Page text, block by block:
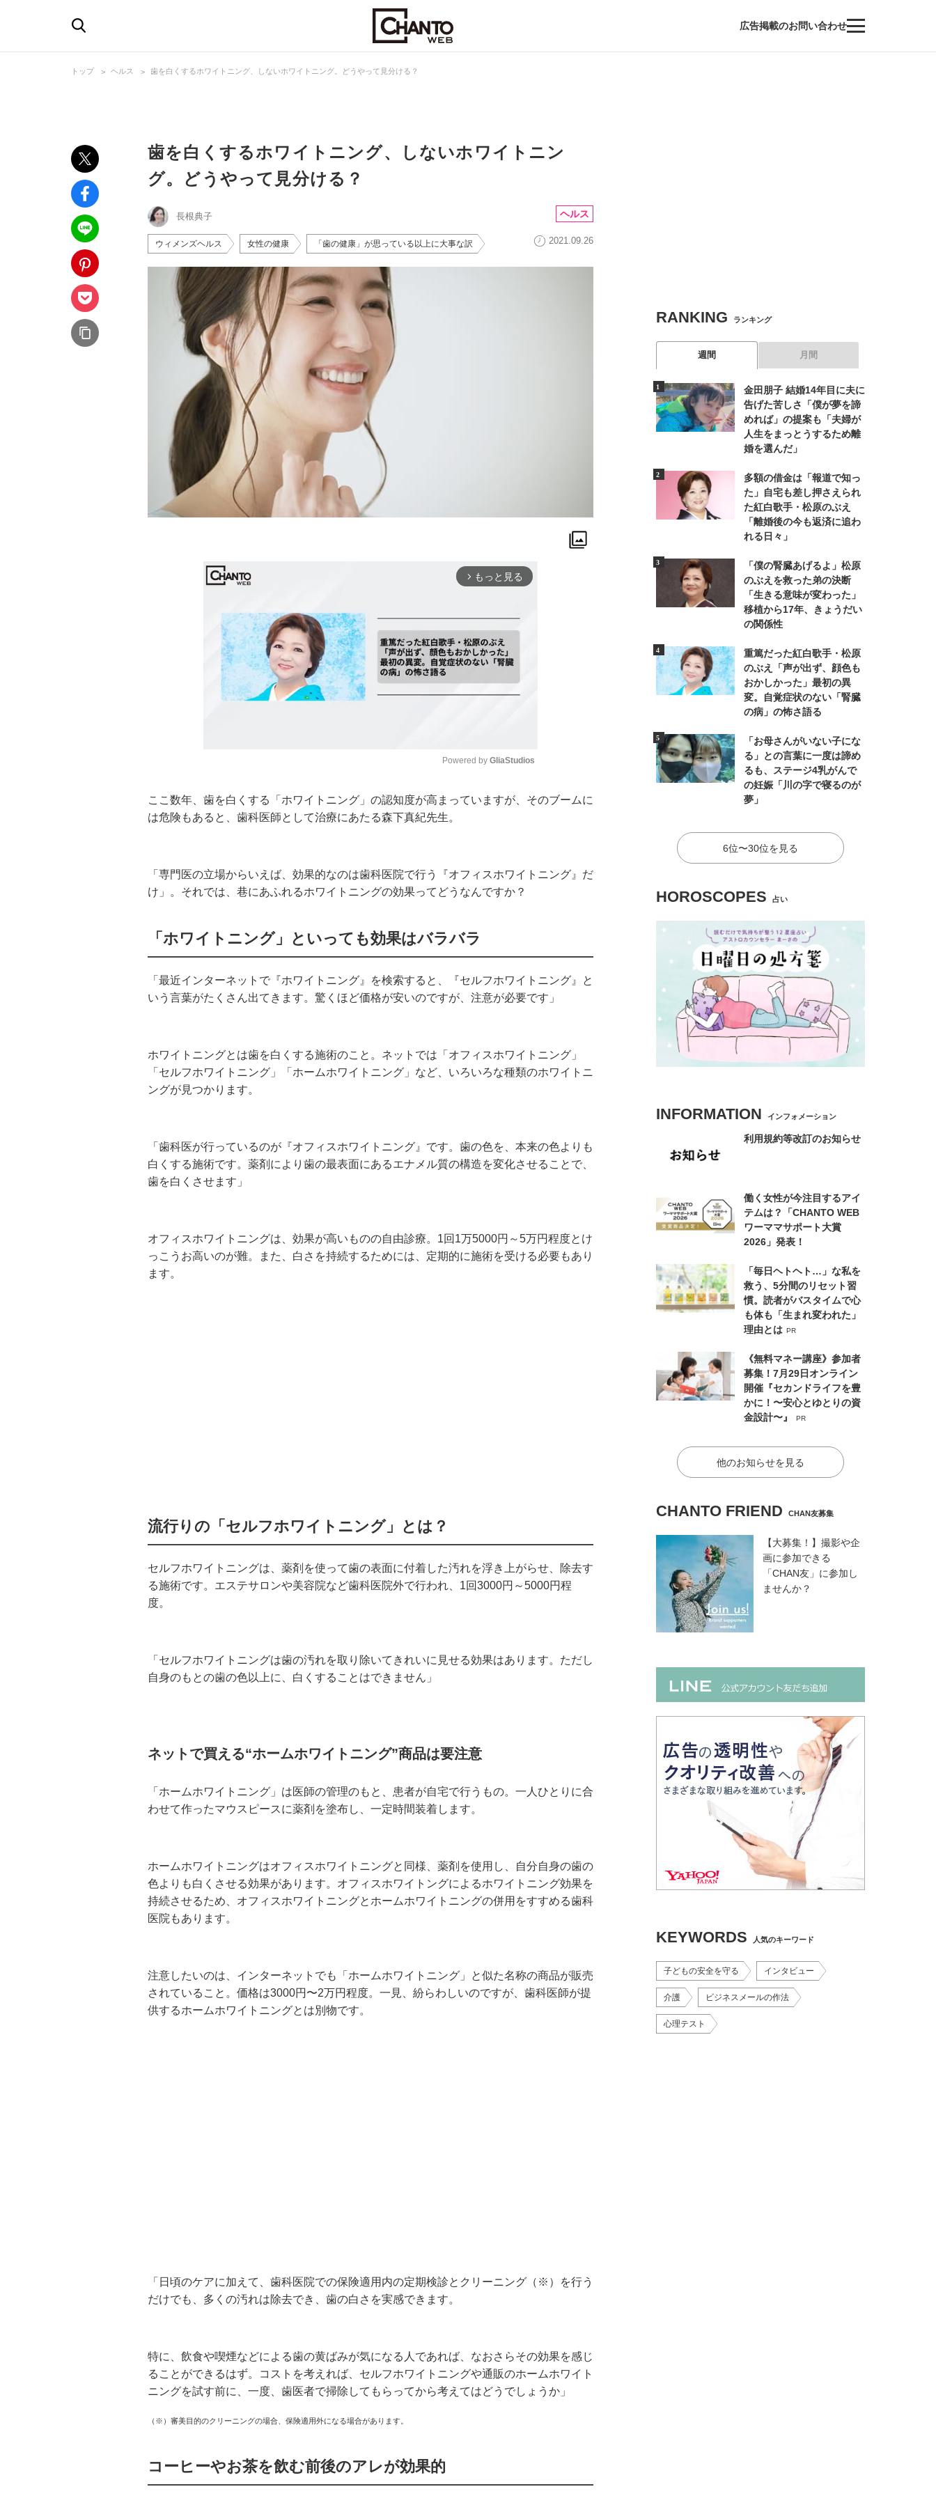
広告掲載のお問い合わせ
トップ ヘルス 歯を白くするホワイトニング、しないホワイトニング。どうやって見分ける？
歯を白くするホワイトニング、しないホワイトニン
グ。どうやって見分ける？
長根典子 ヘルス
ウィメンズヘルス 女性の健康 「歯の健康」が思っている以上に大事な訳 2021.09.26
arrow_forward_ios もっと見る
Mute
Powered by GliaStudios
ここ数年、歯を白くする「ホワイトニング」の認知度が高まっていますが、そのブームに
は危険もあると、歯科医師として治療にあたる森下真紀先生。
「専門医の立場からいえば、効果的なのは歯科医院で行う『オフィスホワイトニング』だ
け」。それでは、巷にあふれるホワイトニングの効果ってどうなんですか？
「ホワイトニング」といっても効果はバラバラ
「最近インターネットで『ホワイトニング』を検索すると、『セルフホワイトニング』と
いう言葉がたくさん出てきます。驚くほど価格が安いのですが、注意が必要です」
ホワイトニングとは歯を白くする施術のこと。ネットでは「オフィスホワイトニング」
「セルフホワイトニング」「ホームホワイトニング」など、いろいろな種類のホワイトニ
ングが見つかります。
「歯科医が行っているのが『オフィスホワイトニング』です。歯の色を、本来の色よりも
白くする施術です。薬剤により歯の最表面にあるエナメル質の構造を変化させることで、
歯を白くさせます」
オフィスホワイトニングは、効果が高いものの自由診療。1回1万5000円～5万円程度とけ
っこうお高いのが難。また、白さを持続するためには、定期的に施術を受ける必要もあり
ます。
流行りの「セルフホワイトニング」とは？
セルフホワイトニングは、薬剤を使って歯の表面に付着した汚れを浮き上がらせ、除去す
る施術です。エステサロンや美容院など歯科医院外で行われ、1回3000円～5000円程
度。
「セルフホワイトニングは歯の汚れを取り除いてきれいに見せる効果はあります。ただし
自身のもとの歯の色以上に、白くすることはできません」
ネットで買える“ホームホワイトニング”商品は要注意
「ホームホワイトニング」は医師の管理のもと、患者が自宅で行うもの。一人ひとりに合
わせて作ったマウスピースに薬剤を塗布し、一定時間装着します。
ホームホワイトニングはオフィスホワイトニングと同様、薬剤を使用し、自分自身の歯の
色よりも白くさせる効果があります。オフィスホワイトングによるホワイトニング効果を
持続させるため、オフィスホワイトニングとホームホワイトニングの併用をすすめる歯科
医院もあります。
注意したいのは、インターネットでも「ホームホワイトニング」と似た名称の商品が販売
されていること。価格は3000円〜2万円程度。一見、紛らわしいのですが、歯科医師が提
供するホームホワイトニングとは別物です。
「日頃のケアに加えて、歯科医院での保険適用内の定期検診とクリーニング（※）を行う
だけでも、多くの汚れは除去でき、歯の白さを実感できます。
特に、飲食や喫煙などによる歯の黄ばみが気になる人であれば、なおさらその効果を感じ
ることができるはず。コストを考えれば、セルフホワイトニングや通販のホームホワイト
ニングを試す前に、一度、歯医者で掃除してもらってから考えてはどうでしょうか」
（※）審美目的のクリーニングの場合、保険適用外になる場合があります。
コーヒーやお茶を飲む前後のアレが効果的
RANKING ランキング
週間 月間
金田朋子 結婚14年目に夫に
告げた苦しさ「僕が夢を諦
めれば」の提案も「夫婦が
人生をまっとうするため離
婚を選んだ」
多額の借金は「報道で知っ
た」自宅も差し押さえられ
た紅白歌手・松原のぶえ
「離婚後の今も返済に追わ
れる日々」
「僕の腎臓あげるよ」松原
のぶえを救った弟の決断
「生きる意味が変わった」
移植から17年、きょうだい
の関係性
重篤だった紅白歌手・松原
のぶえ「声が出ず、顔色も
おかしかった」最初の異
変。自覚症状のない「腎臓
の病」の怖さ語る
「お母さんがいない子にな
る」との言葉に一度は諦め
るも、ステージ4乳がんで
の妊娠「川の字で寝るのが
夢」
6位〜30位を見る
HOROSCOPES 占い
INFORMATION インフォメーション
利用規約等改訂のお知らせ
働く女性が今注目するアイ
テムは？「CHANTO WEB
ワーママサポート大賞
2026」発表！
「毎日ヘトヘト…」な私を
救う、5分間のリセット習
慣。読者がバスタイムで心
も体も「生まれ変われた」
理由とは PR
《無料マネー講座》参加者
募集！7月29日オンライン
開催『セカンドライフを豊
かに！〜安心とゆとりの資
金設計〜』
PR
他のお知らせを見る
CHANTO FRIEND CHAN友募集
【大募集！】撮影や企
画に参加できる
「CHAN友」に参加し
ませんか？
KEYWORDS 人気のキーワード
子どもの安全を守る インタビュー
介護 ビジネスメールの作法
心理テスト